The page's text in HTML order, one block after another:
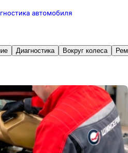
автомобиля
Диагностика Вокруг колеса